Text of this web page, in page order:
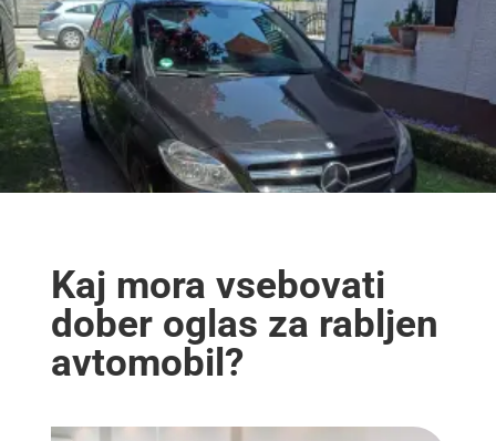
Kaj mora vsebovati
dober oglas za rabljen
avtomobil?